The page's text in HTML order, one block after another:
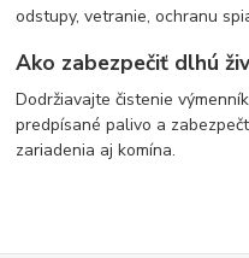
odstupy, vetranie, ochranu
Ako zabezpečiť dlhú
Dodržiavajte čistenie
predpísané palivo a
zariadenia aj komína.